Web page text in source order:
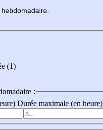
hebdomadaire
(1)
:
Durée maximale (en heure)